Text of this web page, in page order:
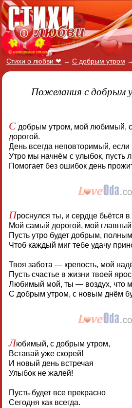
Стихи о любви ❤ → С добрым утром →
Пожелания с добрым
Сдобрым утром, мой любимый,
дорогой.
День всегда неповторимый,
Утро мы начнём с улыбок, пусть
Помогает без ошибок день
Проснулся ты, и сердце бьётся в
Мой самый дорогой, мой главный
Пусть утро будет добрым,
Чтоб каждый миг тебе удачу
Твоя забота — крепость, мой
Пусть счастье в жизни твоей
Любимый мой, ты — воздух, что
С добрым утром, с новым днём
Любимый, с добрым утром,
Вставай уже скорей!
И новый день встречая
Улыбок не жалей!
Пусть будет все прекрасно
Сегодня как всегда.